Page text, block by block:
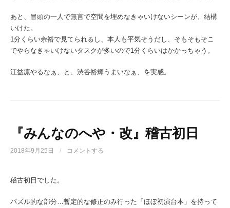
あと、冒頭の一人で無言で空間を埋めなきゃいけないシーンが、結構
いけた。
1分くらい余裕で見てられるし、本人も平気そうだし、そもそもそこ
でやらなきゃいけないタスクが多いので1分くらいはかかっちゃう。
江益凛やるなぁ、と、渋谷裕輝うまいなぁ、を実感。
『みんなのへや・改』稽古初日
2018年9月25日 / コメントする
稽古初日でした。
パズル的な部分…暫定的な修正のみ行った「ほぼ初演台本」を持って